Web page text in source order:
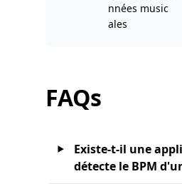
nnées music
ales
FAQs
Existe-t-il une
détecte le BPM